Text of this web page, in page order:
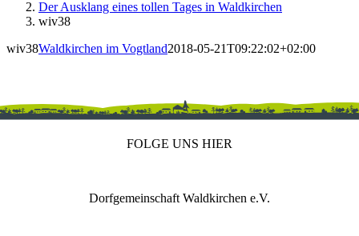
Der Ausklang eines tollen Tages in Waldkirchen
wiv38
wiv38Waldkirchen im Vogtland2018-05-21T09:22:02+02:00
FOLGE UNS HIER
Dorfgemeinschaft Waldkirchen e.V.